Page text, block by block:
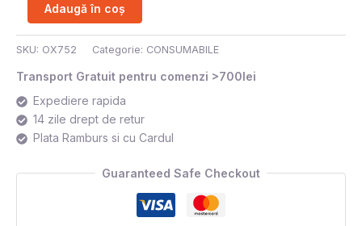
Adaugă în coș
SKU: OX752 Categorie: CONSUMABILE
Transport Gratuit pentru comenzi >700lei
Expediere rapida
14 zile drept de retur
Plata Ramburs si cu Cardul
Guaranteed Safe Checkout